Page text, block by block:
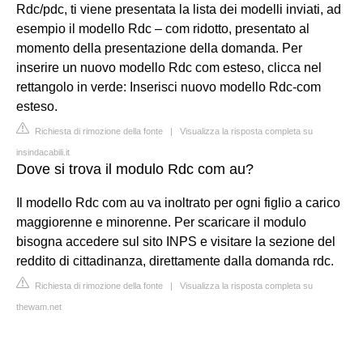
Rdc/pdc, ti viene presentata la lista dei modelli inviati, ad
esempio il modello Rdc – com ridotto, presentato al
momento della presentazione della domanda. Per
inserire un nuovo modello Rdc com esteso, clicca nel
rettangolo in verde: Inserisci nuovo modello Rdc-com
esteso.
Richiesta di rimozione della fonte | Visualizza la risposta completa su
insindacabili.it
Dove si trova il modulo Rdc com au?
Il modello Rdc com au va inoltrato per ogni figlio a carico
maggiorenne e minorenne. Per scaricare il modulo
bisogna accedere sul sito INPS e visitare la sezione del
reddito di cittadinanza, direttamente dalla domanda rdc.
Richiesta di rimozione della fonte | Visualizza la risposta completa su
thewam.net